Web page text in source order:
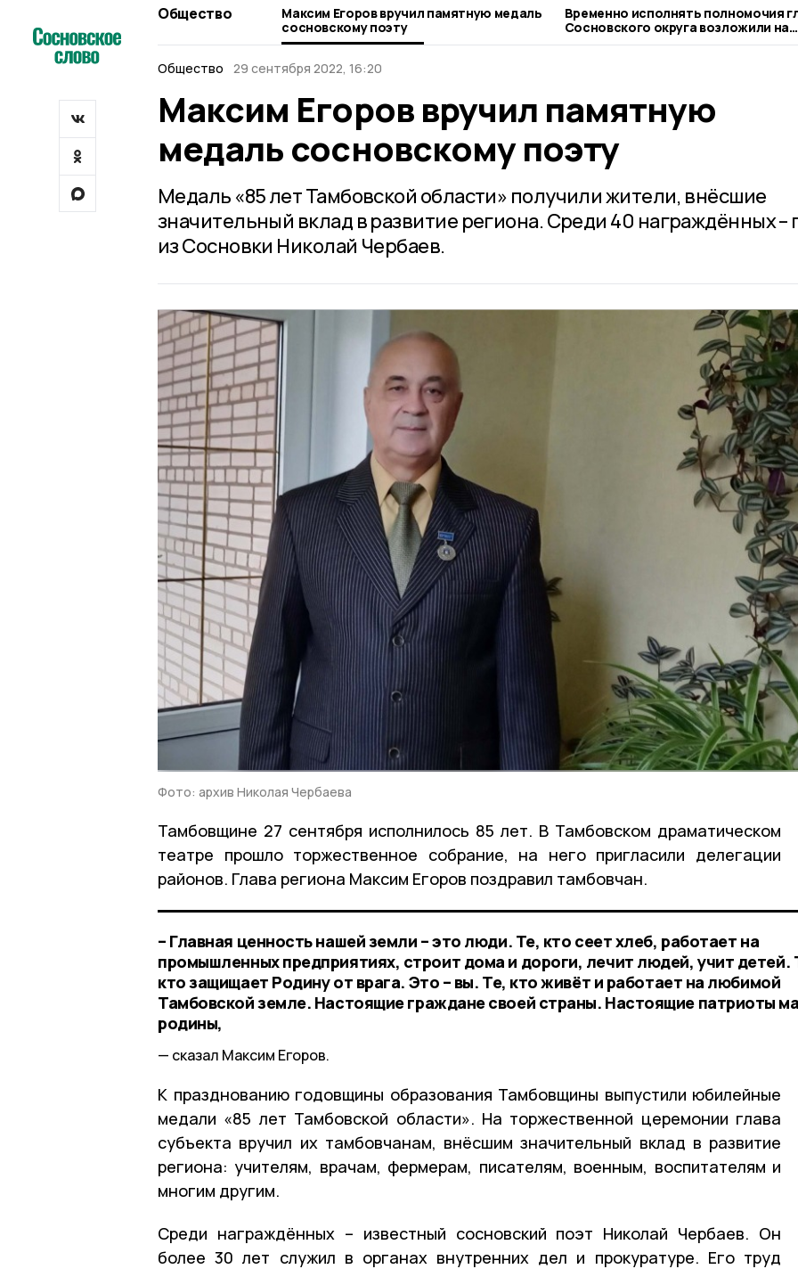
Общество
Максим Егоров вручил памятную медаль
сосновскому поэту
Временно исполнять полномочия
Сосновского округа возложили на
Сергея Попова
Общество
29 сентября 2022, 16:20
Максим Егоров вручил памятную
медаль сосновскому поэту
Медаль «85 лет Тамбовской области» получили жители, внёсшие
значительный вклад в развитие региона. Среди 40 награждённых –
из Сосновки Николай Чербаев.
Фото: архив Николая Чербаева
Тамбовщине 27 сентября исполнилось 85 лет. В Тамбовском драматическом
театре прошло торжественное собрание, на него пригласили делегации
районов. Глава региона Максим Егоров поздравил тамбовчан.
– Главная ценность нашей земли – это люди. Те, кто сеет хлеб, работает на
промышленных предприятиях, строит дома и дороги, лечит людей, учит детей.
кто защищает Родину от врага. Это – вы. Те, кто живёт и работает на любимой
Тамбовской земле. Настоящие граждане своей страны. Настоящие патриоты
родины,
сказал Максим Егоров.
К празднованию годовщины образования Тамбовщины выпустили юбилейные
медали «85 лет Тамбовской области». На торжественной церемонии глава
субъекта вручил их тамбовчанам, внёсшим значительный вклад в развитие
региона: учителям, врачам, фермерам, писателям, военным, воспитателям и
многим другим.
Среди награждённых – известный сосновский поэт Николай Чербаев. Он
более 30 лет служил в органах внутренних дел и прокуратуре. Его труд